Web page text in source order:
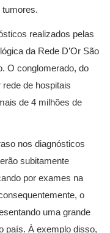
realizados pelas
da Rede D’Or São
O conglomerado, do
de hospitais
de 4 milhões de
nos diagnósticos
subitamente
por exames na
o
uma grande
país. À exemplo disso,